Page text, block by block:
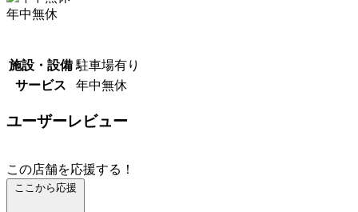
年中無休
施設・設備 駐車場有り
サービス
年中無休
ユーザーレビュー
この店舗を応援する！
ここから応援